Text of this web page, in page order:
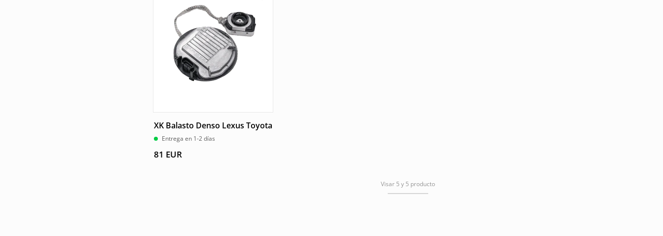
XK Balasto Denso Lexus Toyota
Entrega en 1-2 días
81 EUR
Visar 5 y 5 producto